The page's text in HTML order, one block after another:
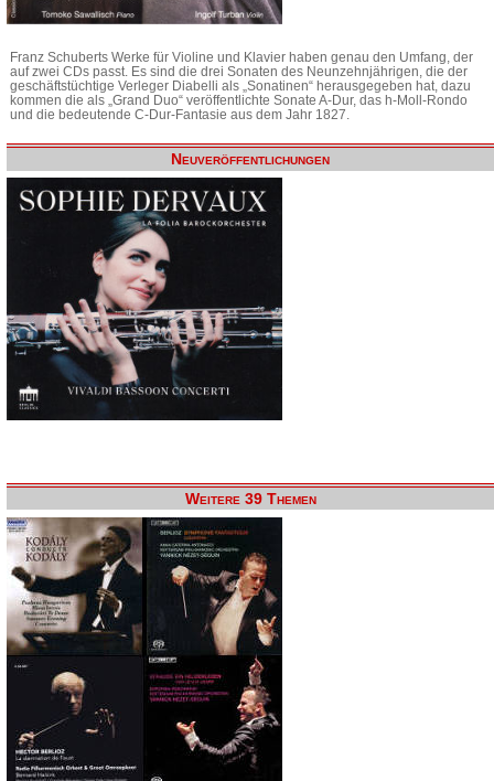
Franz Schuberts Werke für Violine und Klavier haben genau den Umfang, der
auf zwei CDs passt. Es sind die drei Sonaten des Neunzehnjährigen, die der
geschäftstüchtige Verleger Diabelli als „Sonatinen“ herausgegeben hat, dazu
kommen die als „Grand Duo“ veröffentlichte Sonate A-Dur, das h-Moll-Rondo
und die bedeutende C-Dur-Fantasie aus dem Jahr 1827.
Neuveröffentlichungen
Weitere 39 Themen